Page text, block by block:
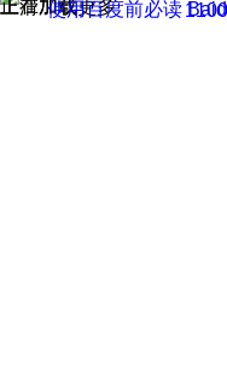
正在加载
上滑加载更多
使用百度前必读京公网